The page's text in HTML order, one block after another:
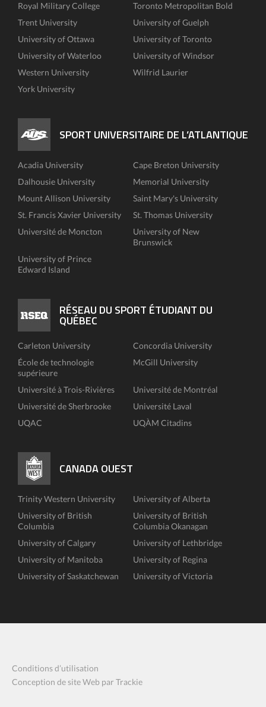
Royal Military College
Toronto Metropolitan Bold
Trent University
University of Guelph
University of Ottawa
University of Toronto
University of Waterloo
University of Windsor
Western University
Wilfrid Laurier
York University
SPORT UNIVERSITAIRE DE L’ATLANTIQUE
Acadia University
Cape Breton University
Dalhousie University
Memorial University
Mount Allison University
Saint Mary's University
St. Francis Xavier University
St. Thomas University
Université de Moncton
University of New
Brunswick
University of Prince
Edward Island
RÉSEAU DU SPORT ÉTUDIANT DU
QUÉBEC
Carleton University
Concordia University
École de technologie
supérieure
McGill University
Université à Trois-Rivières
Université de Montréal
Université de Sherbrooke
Université Laval
UQAC
UQÀM Citadins
CANADA OUEST
Trinity Western University
University of Alberta
University of British
Columbia
University of British
Columbia Okanagan
University of Calgary
University of Lethbridge
University of Manitoba
University of Regina
University of Saskatchewan
University of Victoria
Conditions d’utilisation
Conception de site Web par Trackie